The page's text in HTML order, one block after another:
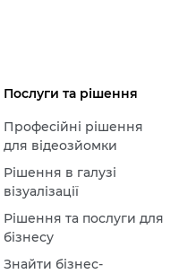
Послуги та рішення
Професійні рішення
для відеозйомки
Рішення в галузі
візуалізації
Рішення та послуги для
бізнесу
Знайти бізнес-